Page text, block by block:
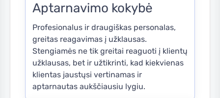
Aptarnavimo kokybė
Profesionalus ir draugiškas personalas,
greitas reagavimas į užklausas.
Stengiamės ne tik greitai reaguoti į klientų
užklausas, bet ir užtikrinti, kad kiekvienas
klientas jaustųsi vertinamas ir
aptarnautas aukščiausiu lygiu.